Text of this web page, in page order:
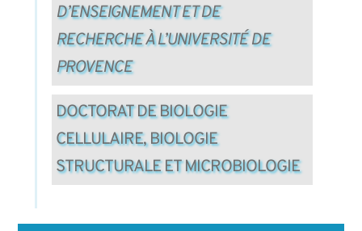
D’ENSEIGNEMENT ET DE
RECHERCHE À L’UNIVERSITÉ DE
PROVENCE
DOCTORAT DE BIOLOGIE
CELLULAIRE, BIOLOGIE
STRUCTURALE ET MICROBIOLOGIE